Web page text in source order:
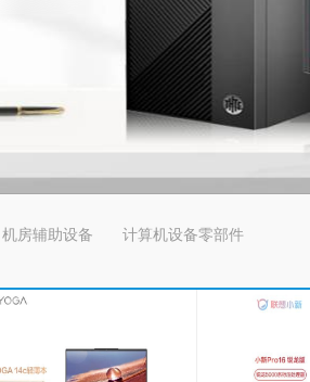
机房辅助设备 计算机设备零部件